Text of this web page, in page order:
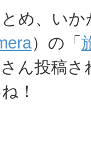
め、い
）の「
ん投稿さ
！